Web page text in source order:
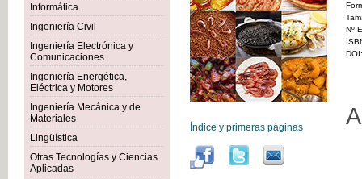
Informática
Ingeniería Civil
Ingeniería Electrónica y
Comunicaciones
Ingeniería Energética,
Eléctrica y Motores
Ingeniería Mecánica y de
Materiales
Lingüística
Otras Tecnologías y Ciencias
Aplicadas
Índice y primeras páginas
Nº